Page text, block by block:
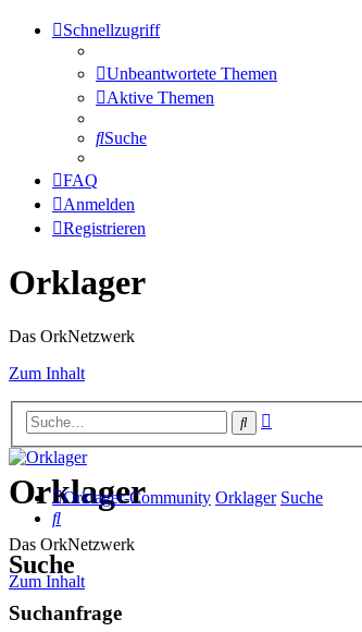
Schnellzugriff
Unbeantwortete Themen
Aktive Themen
Suche
FAQ
Anmelden
Registrieren
Orklager
Das OrkNetzwerk
Zum Inhalt
Suche
Orklager
Das OrkNetzwerk
Zum Inhalt
Orklager-Community Orklager Suche
Suche
Suche
Suchanfrage